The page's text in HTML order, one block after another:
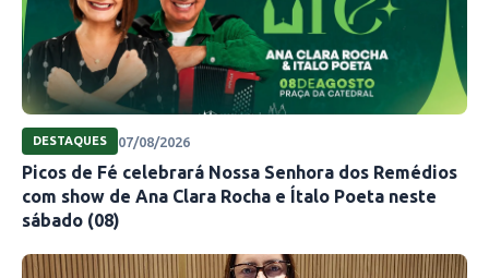
DESTAQUES 07/08/2026
Picos de Fé celebrará Nossa Senhora dos Remédios
com show de Ana Clara Rocha e Ítalo Poeta neste
sábado (08)